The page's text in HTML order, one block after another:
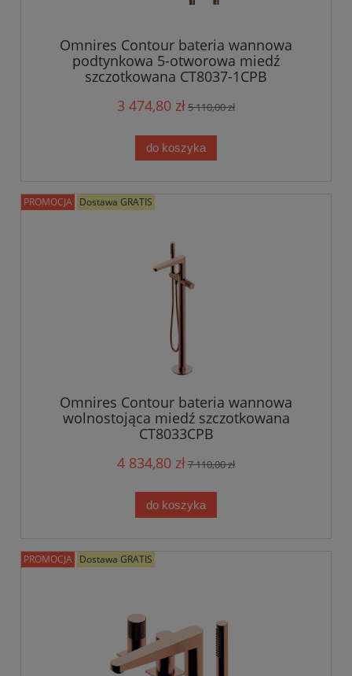
Omnires Contour bateria wannowa
podtynkowa 5-otworowa miedź
szczotkowana CT8037-1CPB
3 474,80 zł5 110,00 zł
do koszyka
Omnires Contour bateria wannowa
wolnostojąca miedź szczotkowana
CT8033CPB
4 834,80 zł7 110,00 zł
do koszyka
PROMOCJA Dostawa GRATIS
PROMOCJA Dostawa GRATIS